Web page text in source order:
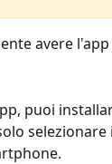
avere
puoi
selezionare